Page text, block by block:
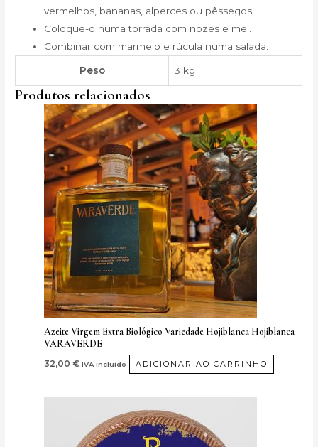
vermelhos, bananas, alperces ou pêssegos.
Coloque-o numa torrada com nozes e mel.
Combinar com marmelo e rúcula numa salada.
Peso 3 kg
Produtos relacionados
Azeite Virgem Extra Biológico Variedade Hojiblanca Hojiblanca
VARAVERDE
32,00€ IVA incluído ADICIONAR AO CARRINHO